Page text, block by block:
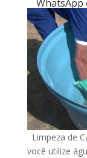
WhatsApp
Limpeza de
você utilize